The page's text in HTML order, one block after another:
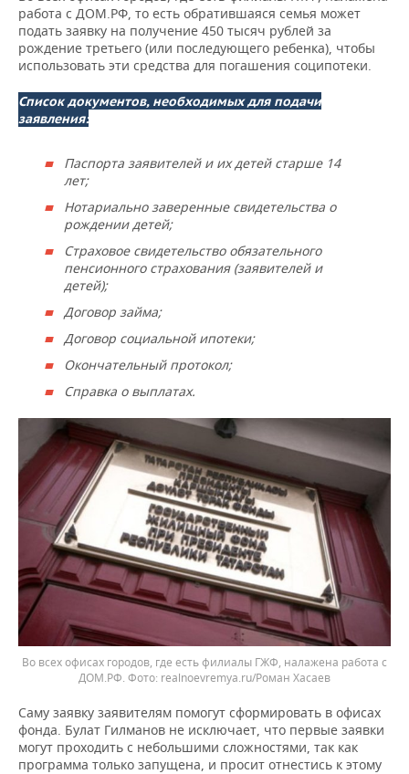
работа с ДОМ.РФ, то есть обратившаяся семья может
подать заявку на получение 450 тысяч рублей за
рождение третьего (или последующего ребенка), чтобы
использовать эти средства для погашения соципотеки.
Список документов, необходимых для подачи
заявления:
Паспорта заявителей и их детей старше 14
лет;
Нотариально заверенные свидетельства о
рождении детей;
Страховое свидетельство обязательного
пенсионного страхования (заявителей и
детей);
Договор займа;
Договор социальной ипотеки;
Окончательный протокол;
Справка о выплатах.
Во всех офисах городов, где есть филиалы ГЖФ, налажена работа с
ДОМ.РФ.
realnoevremya.ru/Роман Хасаев
Саму заявку заявителям помогут сформировать в офисах
фонда. Булат Гилманов не исключает, что первые заявки
могут проходить с небольшими сложностями, так как
программа только запущена, и просит отнестись к этому